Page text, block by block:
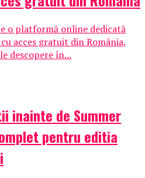
o platformă online dedicată
acces gratuit din România,
descopere în...
inainte de Summer
pentru editia